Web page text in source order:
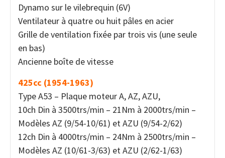
Dynamo sur le vilebrequin (6V)
Ventilateur à quatre ou huit pâles en acier
Grille de ventilation fixée par trois vis (une seule
en bas)
Ancienne boîte de vitesse
425cc (1954-1963)
Type A53 – Plaque moteur A, AZ, AZU,
10ch Din à 3500trs/min – 21Nm à 2000trs/min –
Modèles AZ (9/54-10/61) et AZU (9/54-2/62)
12ch Din à 4000trs/min – 24Nm à 2500trs/min –
Modèles AZ (10/61-3/63) et AZU (2/62-1/63)